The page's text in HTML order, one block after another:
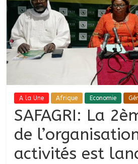
A la Une Afrique Economie
SAFAGRI: La
de
activités est